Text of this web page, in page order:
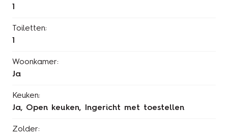
1
Toiletten:
1
Woonkamer:
Ja
Keuken:
Ja, Open keuken, Ingericht met toestellen
Zolder: